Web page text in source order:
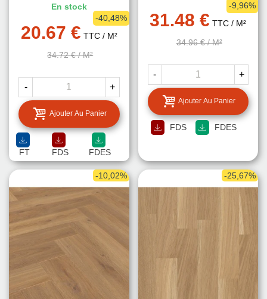
En stock
20.67 € TTC/ M²
34.72 € / M²
-40,48%
- +
Ajouter Au Panier
FT FDS FDES
31.48 € TTC / M²
34.96 € / M²
-9,96%
- +
Ajouter Au Panier
FDS FDES
-10,02% -25,67%